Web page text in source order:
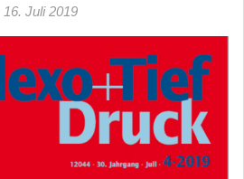
16. Juli 2019